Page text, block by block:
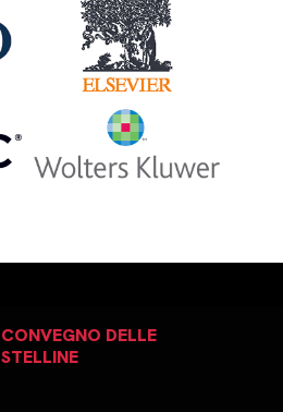
CONVEGNO DELLE
STELLINE